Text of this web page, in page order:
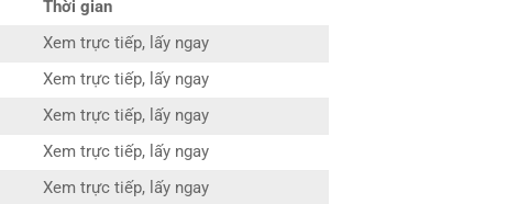
Thời gian
Xem trực tiếp, lấy ngay
Xem trực tiếp, lấy ngay
Xem trực tiếp, lấy ngay
Xem trực tiếp, lấy ngay
Xem trực tiếp, lấy ngay